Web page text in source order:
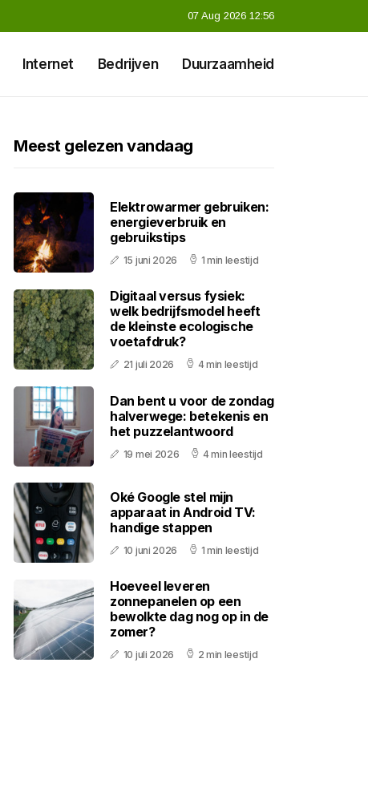
07 Aug 2026 12:56
Internet Bedrijven Duurzaamheid
Meest gelezen vandaag
Elektrowarmer gebruiken:
energieverbruik en
gebruikstips
15 juni 2026 1 min leestijd
Digitaal versus fysiek:
welk bedrijfsmodel heeft
de kleinste ecologische
voetafdruk?
21 juli 2026 4 min leestijd
Dan bent u voor de zondag
halverwege: betekenis en
het puzzelantwoord
19 mei 2026 4 min leestijd
Oké Google stel mijn
apparaat in Android TV:
handige stappen
10 juni 2026 1 min leestijd
Hoeveel leveren
zonnepanelen op een
bewolkte dag nog op in de
zomer?
10 juli 2026 2 min leestijd